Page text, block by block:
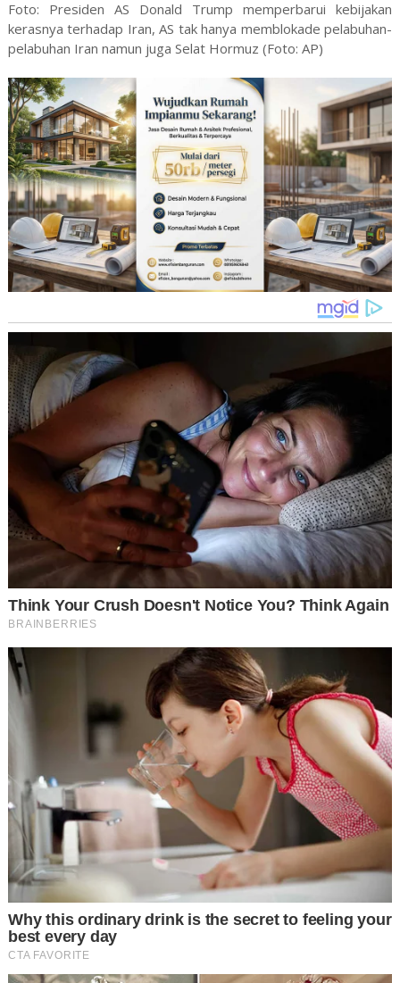
Foto: Presiden AS Donald Trump memperbarui kebijakan
kerasnya terhadap Iran, AS tak hanya memblokade pelabuhan-
pelabuhan Iran namun juga Selat Hormuz (Foto: AP)